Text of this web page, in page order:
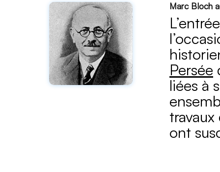
Marc Bloch
Persée
liées à
ont